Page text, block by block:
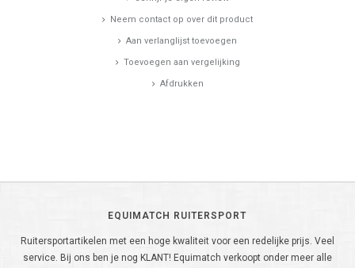
Neem contact op over dit product
Aan verlanglijst toevoegen
Toevoegen aan vergelijking
Afdrukken
EQUIMATCH RUITERSPORT
Ruitersportartikelen met een hoge kwaliteit voor een redelijke prijs. Veel
service. Bij ons ben je nog KLANT! Equimatch verkoopt onder meer alle